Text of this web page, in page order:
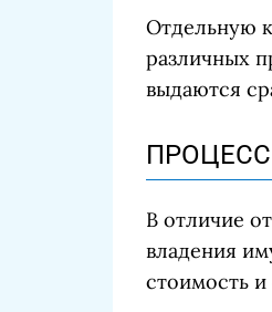
Отдельную
различных
выдаются
В отличие
владения
стоимость